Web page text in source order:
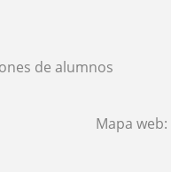
de alumnos
Mapa web: